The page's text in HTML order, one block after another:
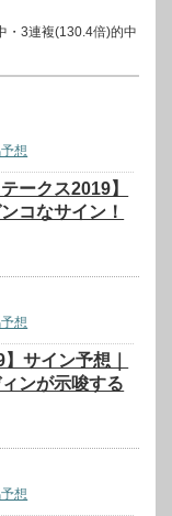
3連複(130.4倍)的中
想
ークス2019】
コなサイン！
想
サイン予想｜
ンが示唆する
想